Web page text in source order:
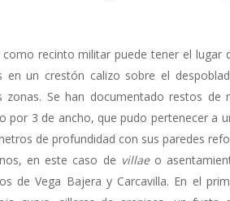
recinto militar puede tener el lugar
en un crestón calizo sobre el
zonas. Se han documentado restos
por 3 de ancho, que pudo pertenecer a
de profundidad con sus paredes
en este caso de villaeo
de Vega Bajera y Carcavilla. En el